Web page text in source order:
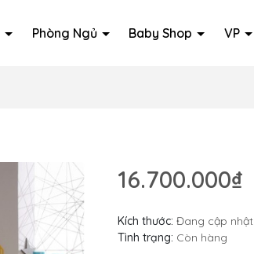
Phòng Ngủ Baby Shop VP
16.700.000₫
Kích thước: Đang cập nhật
Tình trạng: Còn hàng